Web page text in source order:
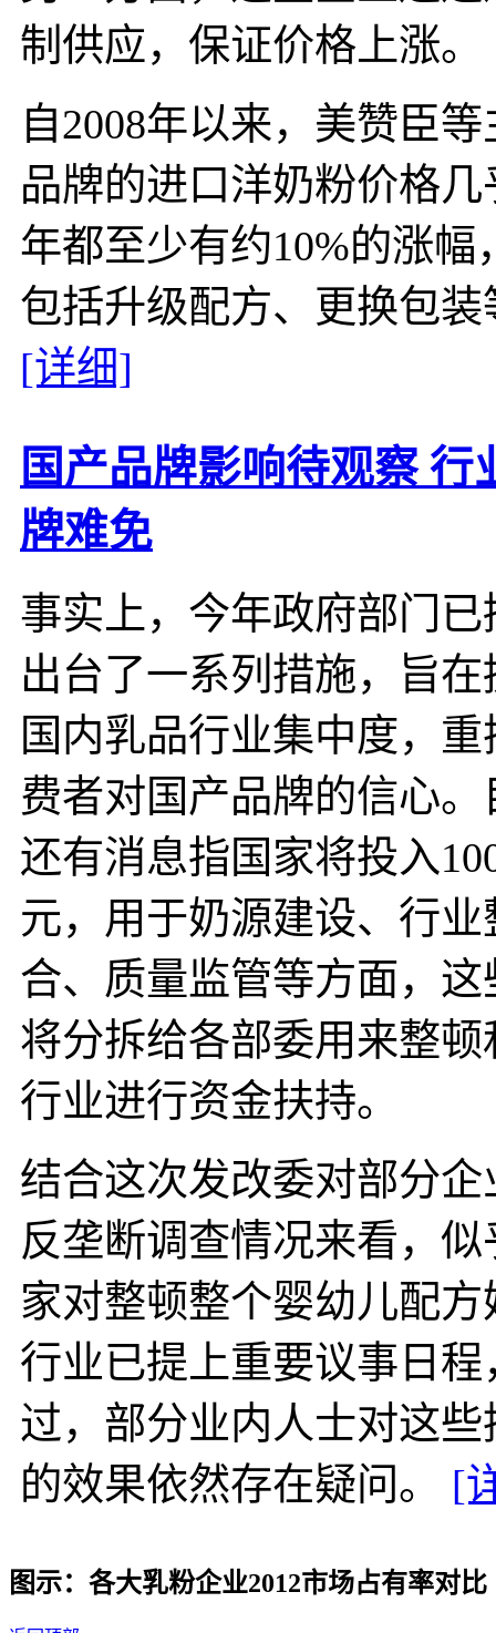
制供应，保证价格上涨。
自2008年以来，美赞臣等
品牌的进口洋奶粉价格几
年都至少有约10%的涨幅
包括升级配方、更换包装
[详细]
国产品牌影响待观察 行
牌难免
事实上，今年政府部门已
出台了一系列措施，旨在
国内乳品行业集中度，重
费者对国产品牌的信心。
还有消息指国家将投入
元，用于奶源建设、行业
合、质量监管等方面，这
将分拆给各部委用来整顿
行业进行资金扶持。
结合这次发改委对部分企
反垄断调查情况来看，似
家对整顿整个婴幼儿配方
行业已提上重要议事日程
过，部分业内人士对这些
的效果依然存在疑问。 [
图示：各大乳粉企业2012市场占有率对